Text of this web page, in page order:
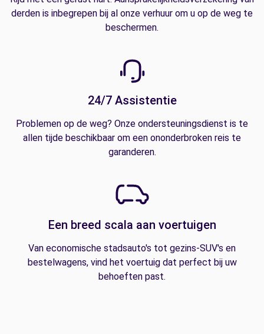
derden is inbegrepen bij al onze verhuur om u op de weg te
beschermen.
24/7 Assistentie
Problemen op de weg? Onze ondersteuningsdienst is te
allen tijde beschikbaar om een ononderbroken reis te
garanderen.
Een breed scala aan voertuigen
Van economische stadsauto's tot gezins-SUV's en
bestelwagens, vind het voertuig dat perfect bij uw
behoeften past.